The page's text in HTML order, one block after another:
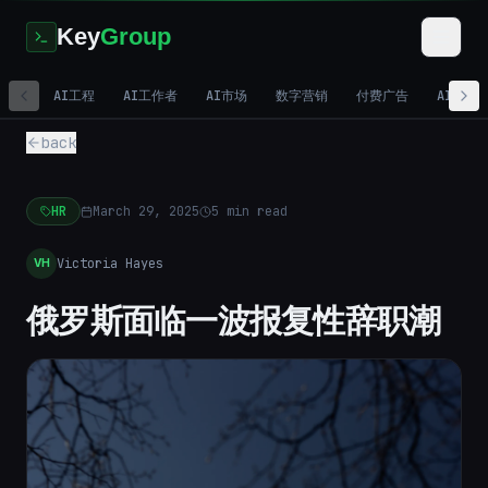
KeyGroup
AI工程 AI工作者 AI市场 数字营销 付费广告 AI视频
back
HR March 29, 2025 5 min read
VH Victoria Hayes
俄罗斯面临一波报复性辞职潮